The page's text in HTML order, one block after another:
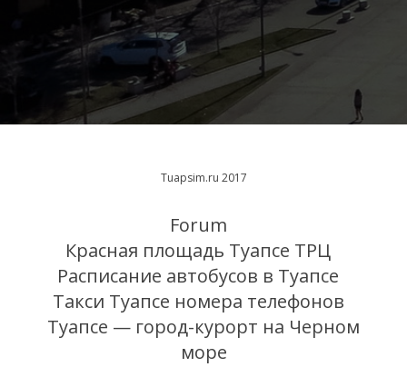
Tuapsim.ru 2017
Forum
Красная площадь Туапсе ТРЦ
Расписание автобусов в Туапсе
Такси Туапсе номера телефонов
Туапсе — город-курорт на Черном
море